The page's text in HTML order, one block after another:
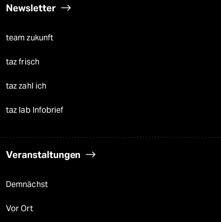
Newsletter
team zukunft
taz frisch
taz zahl ich
taz lab Infobrief
Veranstaltungen
Demnächst
Vor Ort